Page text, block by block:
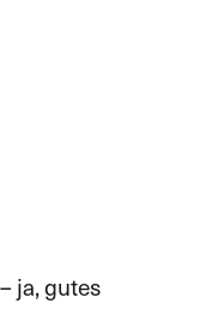
ja, gutes